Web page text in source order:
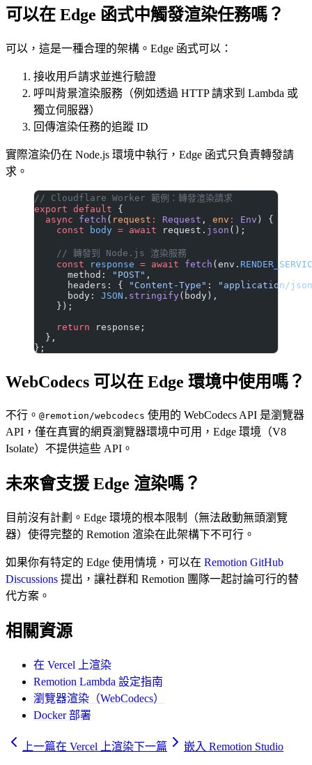
可以在 Edge 函式中觸發渲染任務嗎？
可以，這是一種合理的架構。Edge 函式可以：
接收用戶請求並進行驗證
呼叫背景渲染服務（例如透過 HTTP 請求到 Lambda 或
獨立伺服器）
回傳渲染任務的追蹤 ID
實際渲染仍在 Node.js 環境中執行，Edge 函式只負責轉發請
求。
// Cloudflare Worker 範例：轉發渲染請求
export default {
  async
fetch ( request : Request , env : Env ) {
    const
body = await request. json ();
    // 轉發到 Node.js 渲染服務
    const
response = await fetch (env.
      method:
"POST" ,
      headers: {
"Content-Type" :
"application/
      body:
JSON . stringify(body),
    });
    return
response;
  },
};
WebCodecs 可以在 Edge 環境中使用嗎？
不行。 @remotion/webcodecs 使用的 WebCodecs API 是瀏覽器
API，僅在真實的網頁瀏覽器環境中可用，Edge 環境（V8
Isolate）不提供這些 API。
未來會支援 Edge 渲染嗎？
目前沒有計劃。Edge 環境的根本限制（無法啟動無頭瀏覽
器）使得完整的 Remotion 渲染在此架構下不可行。
如果你有特定的 Edge 使用情境，可以在 Remotion GitHub
Discussions 提出，讓社群和 Remotion 團隊一起討論可行的替
代方案。
相關資源
在 Vercel 上渲染
Remotion Lambda 設定指南
瀏覽器渲染（WebCodecs）
Docker 部署
上一篇在 Vercel 上渲染下一篇 嵌入 Remotion Studio